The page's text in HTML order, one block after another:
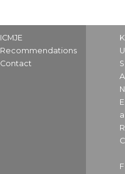
ICMJE
Recommendations
Contact